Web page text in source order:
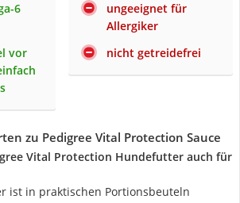
6
vor
ungeeignet für
Allergiker
nicht getreidefrei
zu Pedigree Vital Protection Sauce
Vital Protection Hundefutter auch für
ist in praktischen Portionsbeuteln